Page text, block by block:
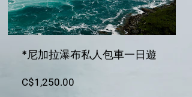
*尼加拉瀑布私人包車一日遊
C$1,250.00